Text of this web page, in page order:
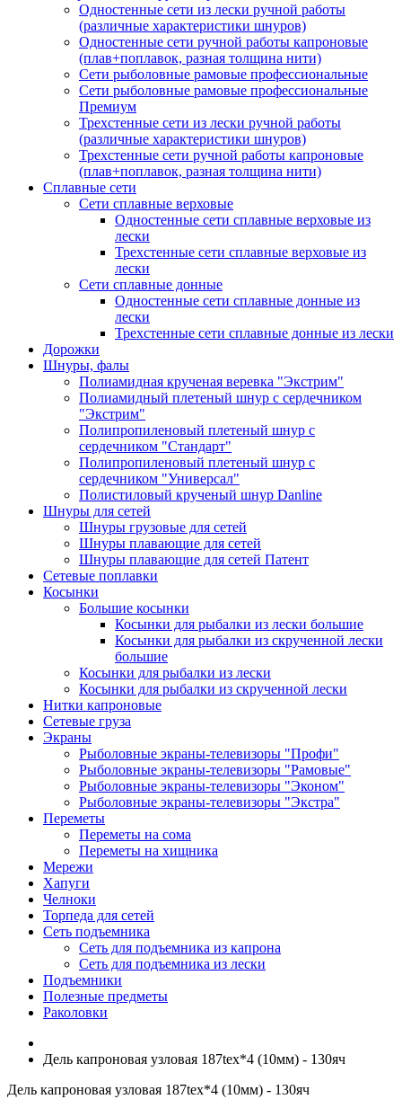
Одностенные сети из лески ручной работы
(различные характеристики шнуров)
Одностенные сети ручной работы капроновые
(плав+поплавок, разная толщина нити)
Сети рыболовные рамовые профессиональные
Сети рыболовные рамовые профессиональные
Премиум
Трехстенные сети из лески ручной работы
(различные характеристики шнуров)
Трехстенные сети ручной работы капроновые
(плав+поплавок, разная толщина нити)
Сплавные сети
Сети сплавные верховые
Одностенные сети сплавные верховые из
лески
Трехстенные сети сплавные верховые из
лески
Сети сплавные донные
Одностенные сети сплавные донные из
лески
Трехстенные сети сплавные донные из лески
Дорожки
Шнуры, фалы
Полиамидная крученая веревка "Экстрим"
Полиамидный плетеный шнур с сердечником
"Экстрим"
Полипропиленовый плетеный шнур с
сердечником "Стандарт"
Полипропиленовый плетеный шнур с
сердечником "Универсал"
Полистиловый крученый шнур Danline
Шнуры для сетей
Шнуры грузовые для сетей
Шнуры плавающие для сетей
Шнуры плавающие для сетей Патент
Сетевые поплавки
Косынки
Большие косынки
Косынки для рыбалки из лески большие
Косынки для рыбалки из скрученной лески
большие
Косынки для рыбалки из лески
Косынки для рыбалки из скрученной лески
Нитки капроновые
Сетевые груза
Экраны
Рыболовные экраны-телевизоры "Профи"
Рыболовные экраны-телевизоры "Рамовые"
Рыболовные экраны-телевизоры "Эконом"
Рыболовные экраны-телевизоры "Экстра"
Переметы
Переметы на сома
Переметы на хищника
Мережи
Хапуги
Челноки
Торпеда для сетей
Сеть подъемника
Сеть для подъемника из капрона
Сеть для подъемника из лески
Подъемники
Полезные предметы
Раколовки
Дель капроновая узловая 187tex*4 (10мм) - 130яч
Дель капроновая узловая 187tex*4 (10мм) - 130яч